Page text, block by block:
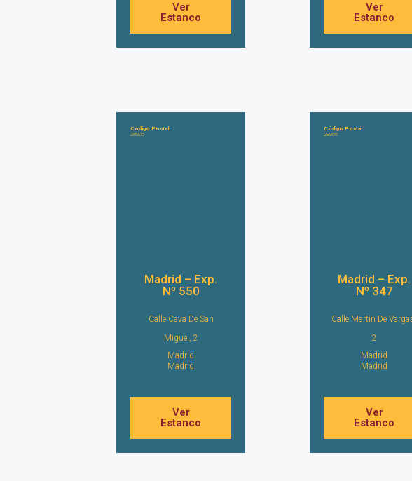
Ver
Estanco
Ver
Estanco
Código Postal:
28005
Madrid – Exp.
Nº 550
Calle Cava De San
Miguel, 2
Madrid
Madrid
Ver
Estanco
Código Postal:
28005
Madrid – Exp.
Nº 347
Calle Martin De
2
Madrid
Madrid
Ver
Estanco